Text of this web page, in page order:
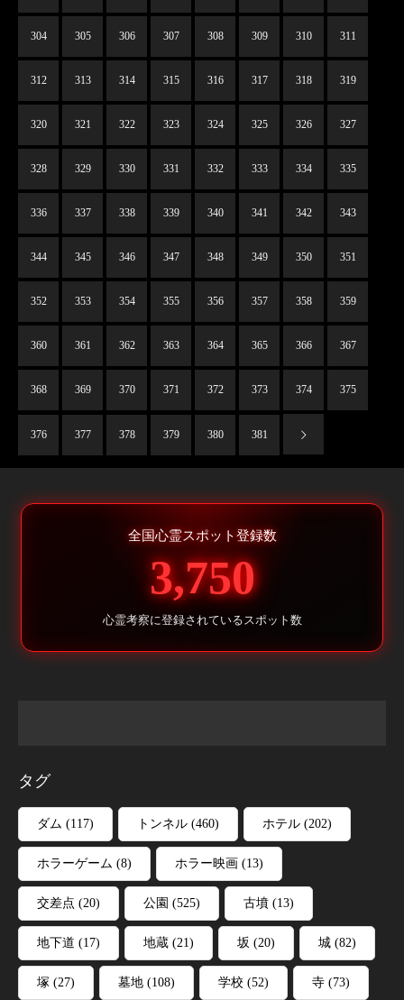
304 305 306 307 308 309 310 311
312 313 314 315 316 317 318 319
320 321 322 323 324 325 326 327
328 329 330 331 332 333 334 335
336 337 338 339 340 341 342 343
344 345 346 347 348 349 350 351
352 353 354 355 356 357 358 359
360 361 362 363 364 365 366 367
368 369 370 371 372 373 374 375
376 377 378 379 380 381
全国心霊スポット登録数
3,750
心霊考察に登録されているスポット数
タグ
ダム (117) トンネル (460) ホテル (202)
ホラーゲーム (8) ホラー映画 (13)
交差点 (20) 公園 (525) 古墳 (13)
地下道 (17) 地蔵 (21) 坂 (20) 城 (82)
塚 (27) 墓地 (108) 学校 (52) 寺 (73)